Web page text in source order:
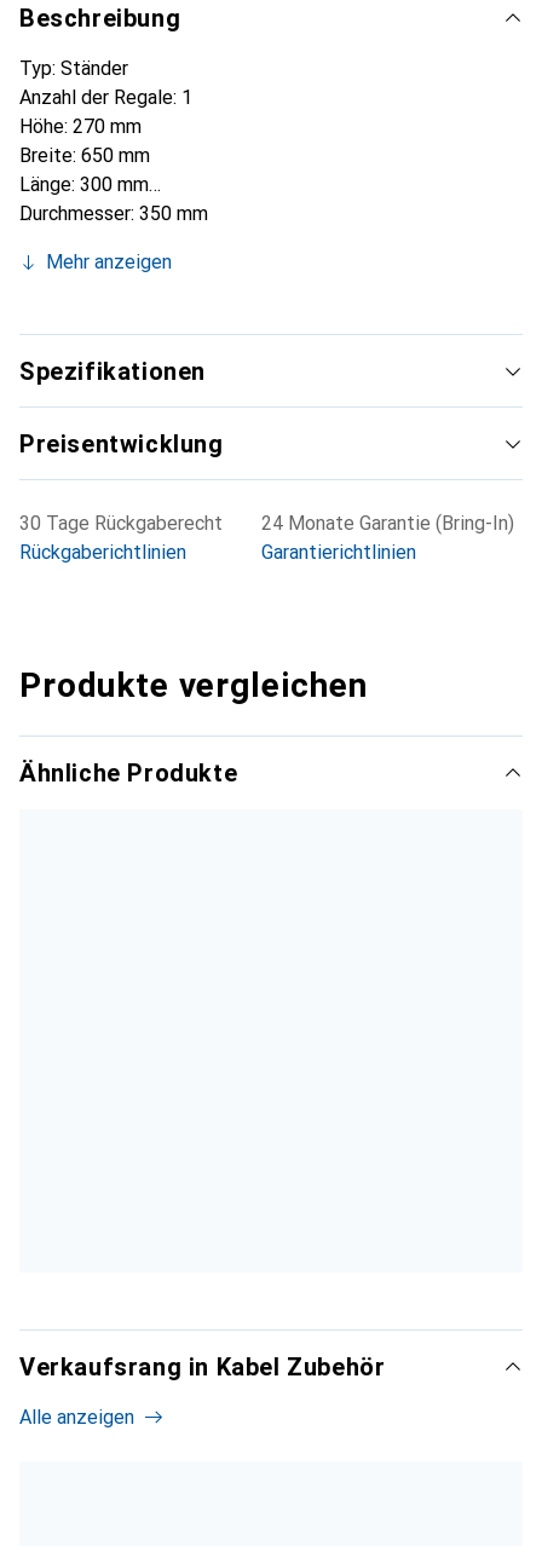
Beschreibung
Typ: Ständer
Anzahl der Regale: 1
Höhe: 270 mm
Breite: 650 mm
Länge: 300 mm
Durchmesser: 350 mm
Mehr anzeigen
Spezifikationen
Preisentwicklung
30 Tage Rückgaberecht
Rückgaberichtlinien
24 Monate Garantie (Bring-In)
Garantierichtlinien
Produkte vergleichen
Ähnliche Produkte
Verkaufsrang in Kabel Zubehör
Alle anzeigen